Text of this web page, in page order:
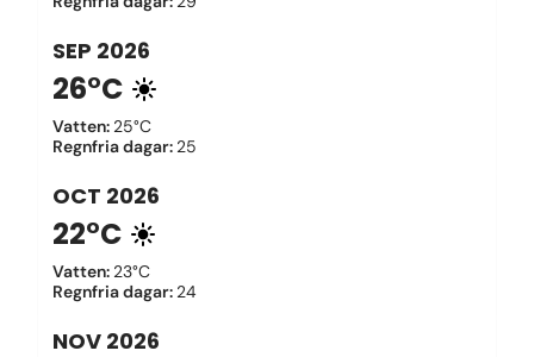
SEP 2026
26°C
Vatten: 25°C
Regnfria dagar: 25
OCT 2026
22°C
Vatten: 23°C
Regnfria dagar: 24
NOV 2026